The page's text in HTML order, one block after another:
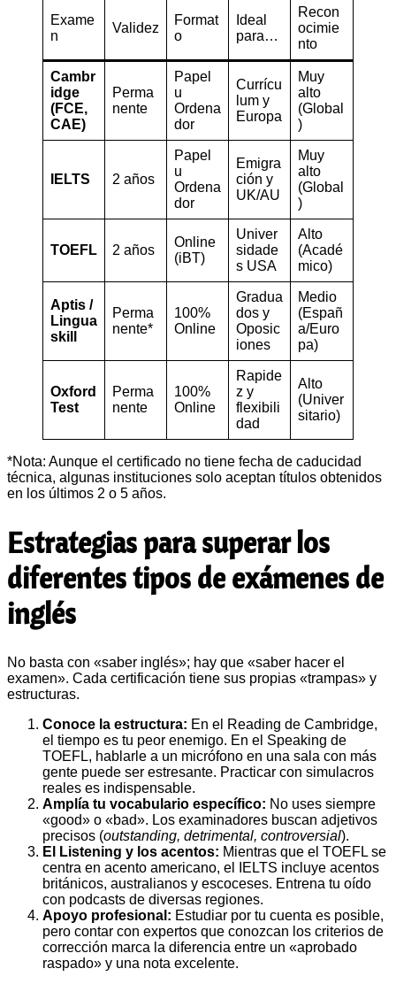
Exame
n
Validez
Format
o
Ideal
para…
Recon
ocimie
nto
Cambr
idge
(FCE,
CAE)
Perma
nente
Papel
u
Ordena
dor
Currícu
lum y
Europa
Muy
alto
(Global
)
IELTS 2 años
Papel
u
Ordena
dor
Emigra
ción y
UK/AU
Muy
alto
(Global
)
TOEFL 2 años
Online
(iBT)
Univer
sidade
s USA
Alto
(Acadé
mico)
Aptis /
Lingua
skill
Perma
nente*
100%
Online
Gradua
dos y
Oposic
iones
Medio
(Españ
a/Euro
pa)
Oxford
Test
Perma
nente
100%
Online
Rapide
z y
flexibili
dad
Alto
(Univer
sitario)
*Nota: Aunque el certificado no tiene fecha de caducidad
técnica, algunas instituciones solo aceptan títulos obtenidos
en los últimos 2 o 5 años.
Estrategias para superar los
diferentes tipos de exámenes de
inglés
No basta con «saber inglés»; hay que «saber hacer el
examen». Cada certificación tiene sus propias «trampas» y
estructuras.
Conoce la estructura: En el Reading de Cambridge,
el tiempo es tu peor enemigo. En el Speaking de
TOEFL, hablarle a un micrófono en una sala con más
gente puede ser estresante. Practicar con simulacros
reales es indispensable.
Amplía tu vocabulario específico: No uses siempre
«good» o «bad». Los examinadores buscan adjetivos
precisos (outstanding, detrimental, controversial).
El Listening y los acentos: Mientras que el TOEFL se
centra en acento americano, el IELTS incluye acentos
británicos, australianos y escoceses. Entrena tu oído
con podcasts de diversas regiones.
Apoyo profesional: Estudiar por tu cuenta es posible,
pero contar con expertos que conozcan los criterios de
corrección marca la diferencia entre un «aprobado
raspado» y una nota excelente.